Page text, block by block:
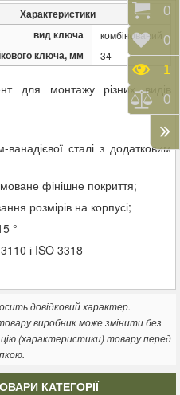
Характеристики
вид ключа
комбінований
ключа, мм 34
для монтажу різних видів
сталі з додатковим
фінішне покриття;
розмірів на корпусі;
°
і ISO 3318
довідковий характер.
виробник може змінити без
(характеристики) товару перед
КАТЕГОРІЇ
0
0
1
0